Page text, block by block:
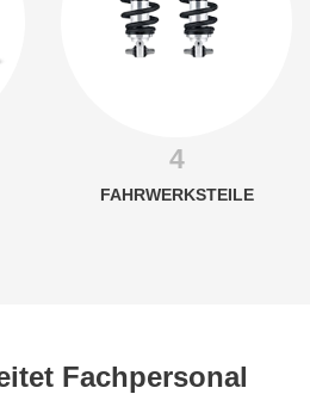
4
FAHRWERKSTEILE
Fachpersonal